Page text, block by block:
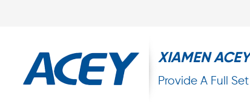
XIAMEN
Provide A Full